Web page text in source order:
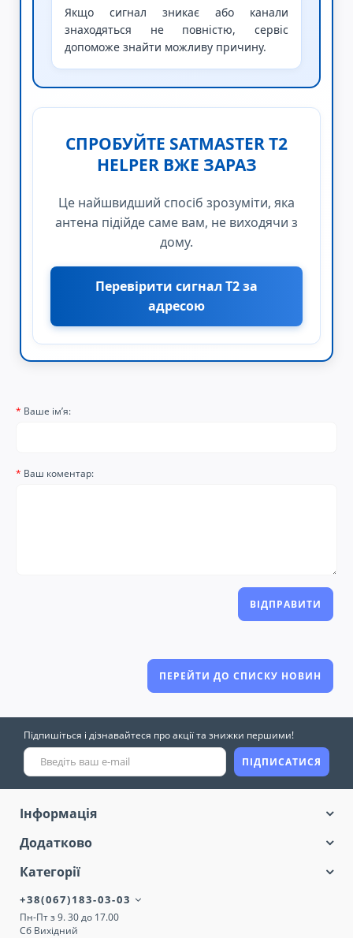
Якщо сигнал зникає або канали
знаходяться не повністю, сервіс
допоможе знайти можливу причину.
СПРОБУЙТЕ SATMASTER T2
HELPER ВЖЕ ЗАРАЗ
Це найшвидший спосіб зрозуміти, яка
антена підійде саме вам, не виходячи з
дому.
Перевірити сигнал Т2 за
адресою
Ваше ім’я:
Ваш коментар:
ВІДПРАВИТИ
ПЕРЕЙТИ ДО СПИСКУ НОВИН
Підпишіться і дізнавайтеся про акції та знижки першими!
ПІДПИСАТИСЯ
Інформація
Додатково
Категорії
+38(067)183-03-03
Пн-Пт з 9. 30 до 17.00
Сб Вихідний